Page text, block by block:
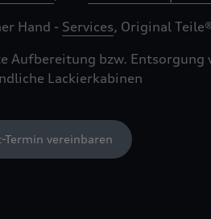
Hand - Services, Original
Aufbereitung bzw. Entsorgung
Lackierkabinen
Termin vereinbaren